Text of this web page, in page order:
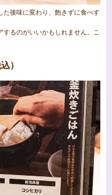
た後味に変わり、飽きずに食べす
るのがいいかもしれません。こ
）